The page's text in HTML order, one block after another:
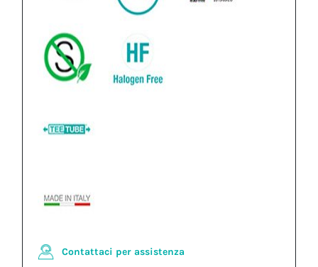
Contattaci per assistenza